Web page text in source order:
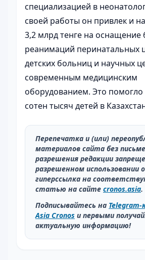
специализацией в
своей работы он привлек и
3,2 млрд тенге на оснащение
реанимаций перинатальных
детских больниц и научных
современным медицинским
оборудованием. Это помогло
сотен тысяч детей в
Перепечатка и (или)
материалов сайта без
разрешения редакции
разрешенном использовании
гиперссылка на
статью на сайте cronos.asia.
Подписывайтесь на
Asia Cronos и первыми
актуальную информацию!